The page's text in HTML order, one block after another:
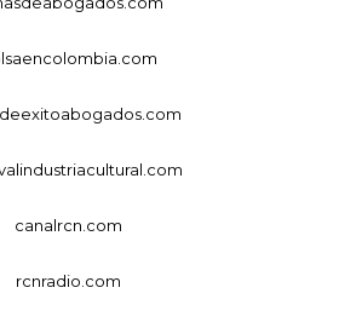
canalrcn.com
rcnradio.com